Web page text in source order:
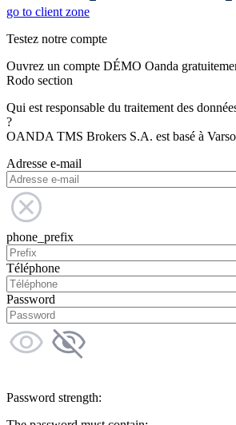
go to client zone
Testez notre compte
Ouvrez un compte DÉMO Oanda
Rodo section
Qui est responsable du traitement des
?
OANDA TMS Brokers S.A. est basé à
Adresse e-mail
phone_prefix
Téléphone
Password
Password strength: